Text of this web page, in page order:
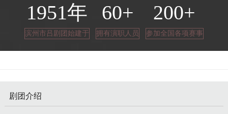
1951年
滨州市吕剧团始建于
60+
拥有演职人员
200+
参加全国各项赛事
剧团介绍